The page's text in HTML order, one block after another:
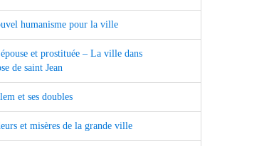
humanisme pour la ville
et prostituée – La ville dans
de saint Jean
et ses doubles
et misères de la grande ville